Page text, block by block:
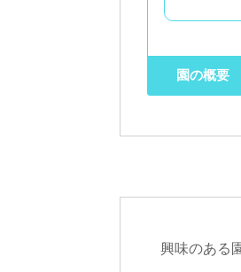
園の概要
興味のある